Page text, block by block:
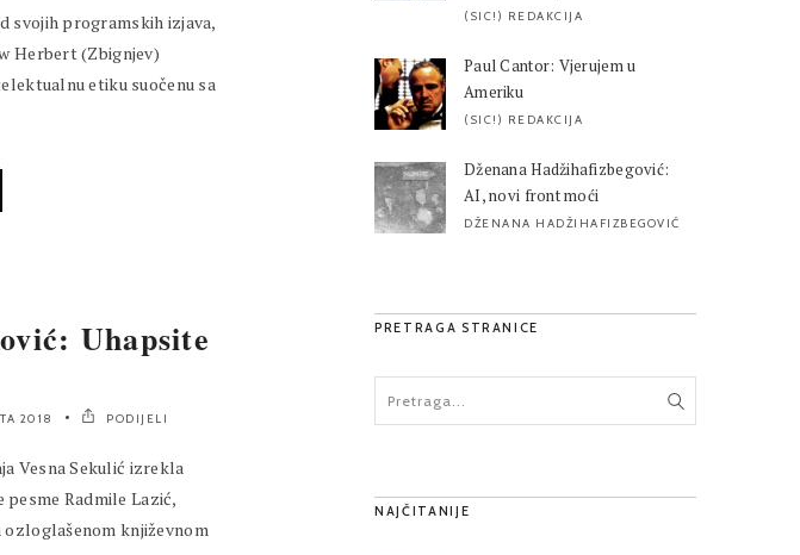
svojih programskih izjava,
Herbert (Zbignjev)
etiku suočenu sa
Uhapsite
2018 PODIJELI
Vesna Sekulić izrekla
Radmile Lazić,
ozloglašenom književnom
(SIC!) REDAKCIJA
Paul Cantor: Vjerujem u
Ameriku
(SIC!) REDAKCIJA
Dženana Hadžihafizbegović:
AI, novi front moći
DŽENANA HADŽIHAFIZBEGOVIĆ
PRETRAGA STRANICE
NAJČITANIJE